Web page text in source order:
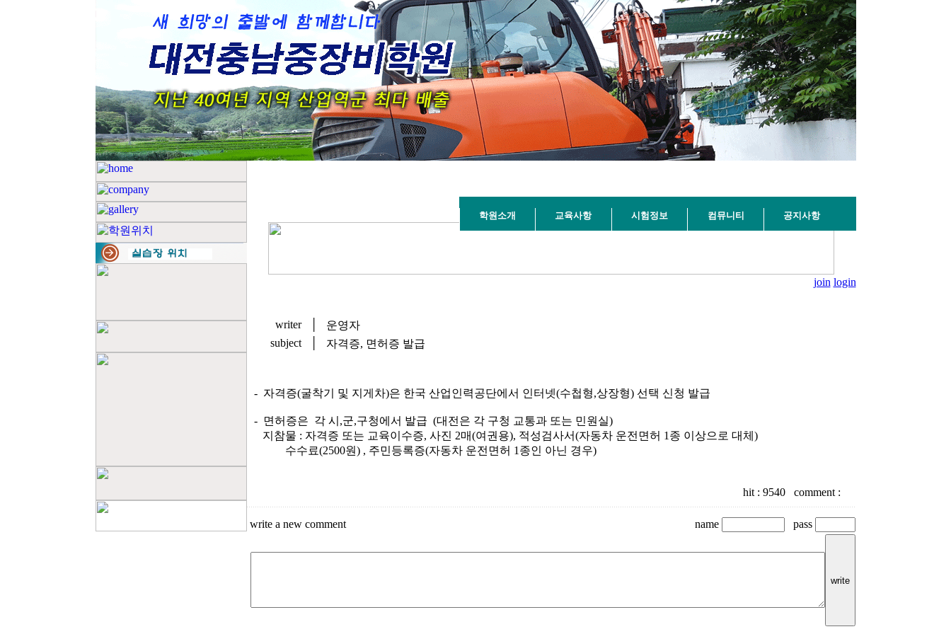
학원소개 교육사항 시험정보 컴뮤니티 공지사항
join login
writer
운영자
subject
자격증, 면허증 발급
- 자격증(굴착기 및 지게차)은 한국 산업인력공단에서 인터넷(수첩형,상장형) 선택 신청 발급
- 면허증은 각 시,군,구청에서 발급 (대전은 각 구청 교통과 또는 민원실)
지참물 : 자격증 또는 교육이수증, 사진 2매(여권용), 적성검사서(자동차 운전면허 1종 이상으로 대체)
수수료(2500원) , 주민등록증(자동차 운전면허 1종인 아닌 경우)
hit : 9540 comment :
write a new comment name pass